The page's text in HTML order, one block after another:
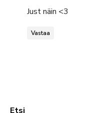
Just näin <3
Vastaa
Etsi